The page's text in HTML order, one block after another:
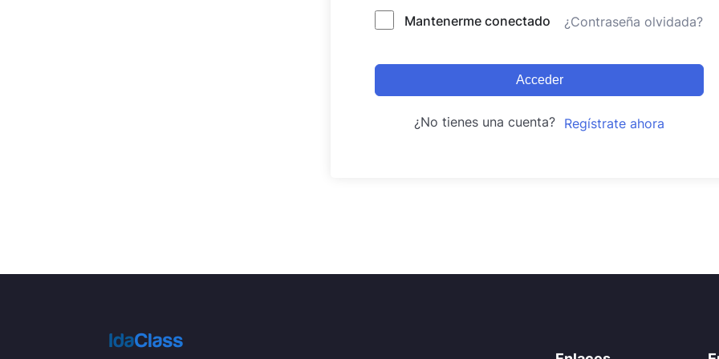
Mantenerme conectado ¿Contraseña olvidada?
Acceder
¿No tienes una cuenta? Regístrate ahora